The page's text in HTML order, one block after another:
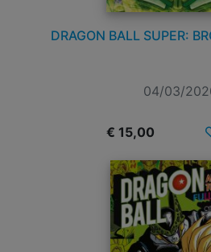
DRAGON BALL SUPER:
04/03/
€ 15,00